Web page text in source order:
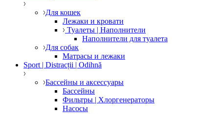
Для кошек
Лежаки и кровати
Туалеты | Наполнители
Наполнители для туалета
Для собак
Матрасы и лежаки
Sport | Distracții | Odihnă
Бассейны и аксессуары
Бассейны
Фильтры | Хлоргенераторы
Насосы